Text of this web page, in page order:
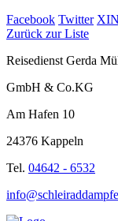
Facebook Twitter
Zurück zur Liste
Reisedienst Gerda
GmbH & Co.KG
Am Hafen 10
24376 Kappeln
Tel. 04642 - 6532